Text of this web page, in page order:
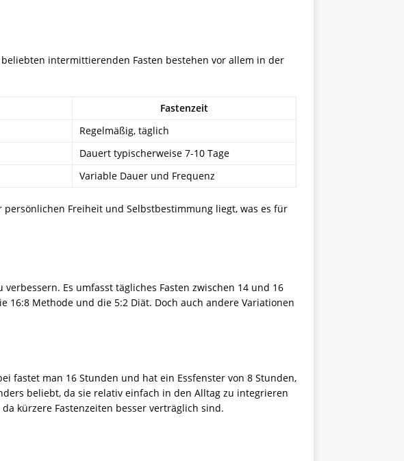
intermittierenden Fasten bestehen vor allem in der
Fastenzeit
Regelmäßig, täglich
Dauert typischerweise 7-10 Tage
Variable Dauer und Frequenz
Freiheit und Selbstbestimmung liegt, was es für
Es umfasst tägliches Fasten zwischen 14 und 16
16:8 Methode und die 5:2 Diät. Doch auch andere Variationen
fastet man 16 Stunden und hat ein Essfenster von 8 Stunden,
beliebt, da sie relativ einfach in den Alltag zu integrieren
kürzere Fastenzeiten besser verträglich sind.